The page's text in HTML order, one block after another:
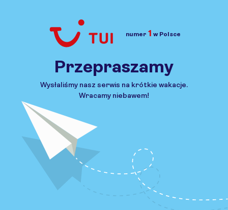
Przejdź do TUI.pl
numer 1 w Polsce
Przepraszamy
Wysłaliśmy nasz serwis na krótkie wakacje.
Wracamy niebawem!